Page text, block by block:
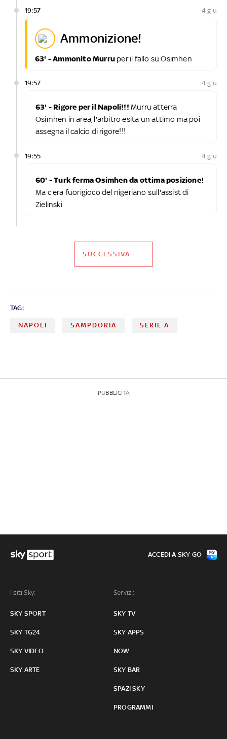
19:57 4 giu
ammonizione!
63' - Ammonito Murru per il fallo su Osimhen
19:57 4 giu
63' - Rigore per il Napoli!!! Murru atterra
Osimhen in area, l'arbitro esita un attimo ma poi
assegna il calcio di rigore!!!
19:55 4 giu
60' - Turk ferma Osimhen da ottima posizione!
Ma c'era fuorigioco del nigeriano sull'assist di
Zielinski
SUCCESSIVA
TAG:
NAPOLI SAMPDORIA SERIE A
PUBBLICITÀ
I siti Sky:
SKY SPORT
SKY TG24
SKY VIDEO
SKY ARTE
Servizi:
SKY TV
SKY APPS
NOW
SKY BAR
SPAZI SKY
PROGRAMMI
ACCEDI A SKY GO